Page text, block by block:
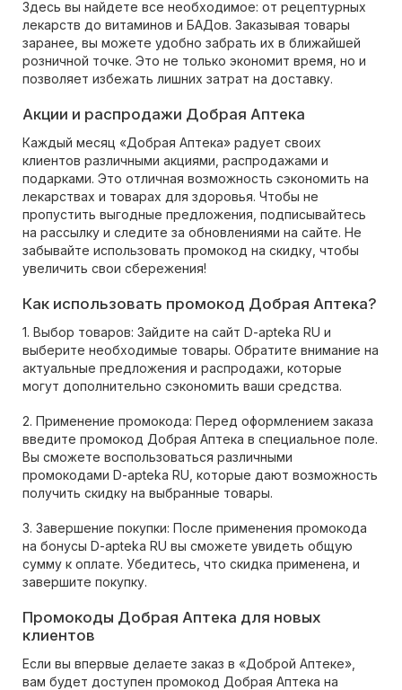
Здесь вы найдете все необходимое: от рецептурных
лекарств до витаминов и БАДов. Заказывая товары
заранее, вы можете удобно забрать их в ближайшей
розничной точке. Это не только экономит время, но и
позволяет избежать лишних затрат на доставку.
Акции и распродажи Добрая Аптека
Каждый месяц «Добрая Аптека» радует своих
клиентов различными акциями, распродажами и
подарками. Это отличная возможность сэкономить на
лекарствах и товарах для здоровья. Чтобы не
пропустить выгодные предложения, подписывайтесь
на рассылку и следите за обновлениями на сайте. Не
забывайте использовать промокод на скидку, чтобы
увеличить свои сбережения!
Как использовать промокод Добрая Аптека?
1. Выбор товаров: Зайдите на сайт D-apteka RU и
выберите необходимые товары. Обратите внимание на
актуальные предложения и распродажи, которые
могут дополнительно сэкономить ваши средства.
2. Применение промокода: Перед оформлением заказа
введите промокод Добрая Аптека в специальное поле.
Вы сможете воспользоваться различными
промокодами D-apteka RU, которые дают возможность
получить скидку на выбранные товары.
3. Завершение покупки: После применения промокода
на бонусы D-apteka RU вы сможете увидеть общую
сумму к оплате. Убедитесь, что скидка применена, и
завершите покупку.
Промокоды Добрая Аптека для новых
клиентов
Если вы впервые делаете заказ в «Доброй Аптеке»,
вам будет доступен промокод Добрая Аптека на